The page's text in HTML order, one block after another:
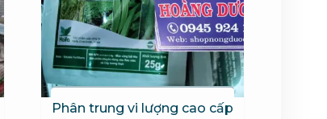
Phân trung vi lượng cao cấp